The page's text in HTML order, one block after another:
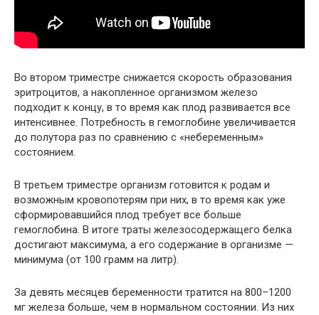
Во втором триместре снижается скорость образования
эритроцитов, а накопленное организмом железо
подходит к концу, в то время как плод развивается все
интенсивнее. Потребность в гемоглобине увеличивается
до полутора раз по сравнению с «небеременным»
состоянием.
В третьем триместре организм готовится к родам и
возможным кровопотерям при них, в то время как уже
сформировавшийся плод требует все больше
гемоглобина. В итоге траты железосодержащего белка
достигают максимума, а его содержание в организме —
минимума (от 100 грамм на литр).
За девять месяцев беременности тратится на 800–1200
мг железа больше, чем в нормальном состоянии. Из них